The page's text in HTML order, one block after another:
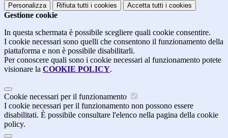
Personalizza Rifiuta tutti i cookies Accetta tutti i cookies
Gestione cookie
In questa schermata è possibile scegliere quali cookie consentire.
I cookie necessari sono quelli che consentono il funzionamento della
piattaforma e non è possibile disabilitarli.
Per conoscere quali sono i cookie necessari al funzionamento potete
visionare la COOKIE POLICY.
Cookie necessari per il funzionamento
I cookie necessari per il funzionamento non possono essere
disabilitati. È possibile consultare l'elenco nella pagina della cookie
policy.